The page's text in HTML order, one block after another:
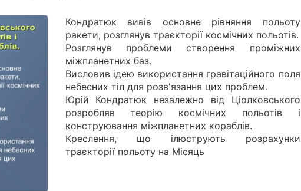
Кондратюк вивів основне рівняння польоту
ракети, розглянув траєкторії космічних польотів.
Розглянув проблеми створення проміжних
міжпланетних баз.
Висловив ідею використання гравітаційного поля
небесних тіл для розв'язання цих проблем.
Юрій Кондратюк незалежно від Ціолковського
розробляв теорію космічних польотів і
конструювання міжпланетних кораблів.
Креслення, що ілюструють розрахунки
траєкторії польоту на Місяць